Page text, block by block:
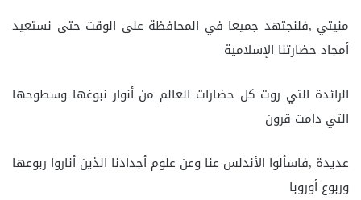
منيتي ,فلنجتهد جميعا في المحافظة على الوقت حتى نستعيد
أمجاد حضارتنا الإسلامية
الرائدة التي روت كل حضارات العالم من أنوار نبوغها وسطوحها
التي دامت قرون
عديدة ,فاسألوا الأندلس عنا وعن علوم أجدادنا الذين أناروا ربوعها
وربوع أوروبا